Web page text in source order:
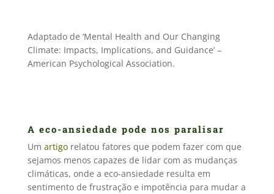
Adaptado de ‘Mental Health and Our Changing
Climate: Impacts, Implications, and Guidance’ –
American Psychological Association.
A eco-ansiedade pode nos paralisar
Um artigorelatou fatores que podem fazer com que
sejamos menos capazes de lidar com as mudanças
climáticas, onde a eco-ansiedade resulta em
sentimento de frustração e impotência para mudar a